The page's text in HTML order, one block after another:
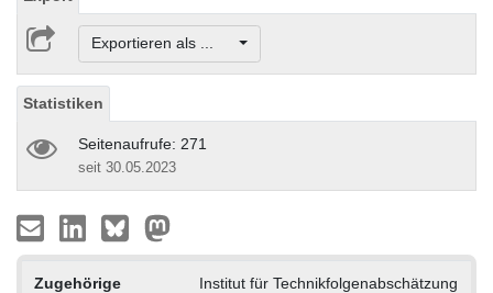
Exportieren als ...
Statistiken
Seitenaufrufe: 271
seit 30.05.2023
Zugehörige
Institut für Technikfolgenabschätzung